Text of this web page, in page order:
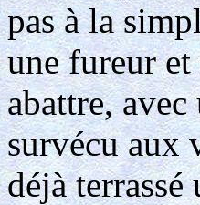
pas à la
une fureur
abattre,
survécu aux
déjà